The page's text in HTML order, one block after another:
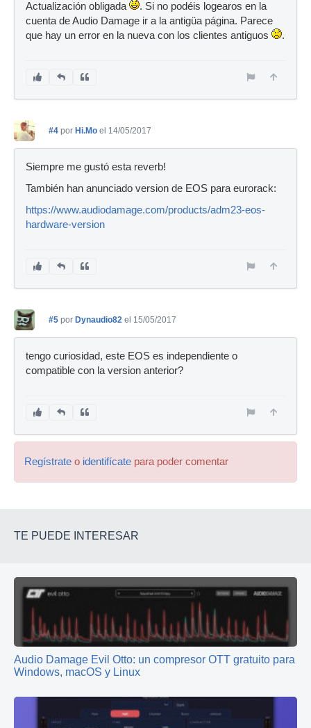
Actualización obligada
. Si no podéis logearos en la
cuenta de Audio Damage ir a la antigüa página. Parece
que hay un error en la nueva con los clientes antiguos
.
#4 por Hi.Mo el 14/05/2017
Siempre me gustó esta reverb!
También han anunciado version de EOS para eurorack:
https://www.audiodamage.com/products/adm23-eos-
hardware-version
#5 por Dynaudio82 el 15/05/2017
tengo curiosidad, este EOS es independiente o
compatible con la version anterior?
Regístrate o identifícate para poder comentar
TE PUEDE INTERESAR
Audio Damage Evil Otto: un compresor OTT gratuito para
Windows, macOS y Linux